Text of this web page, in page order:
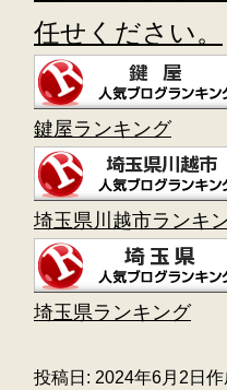
任せください。
鍵屋ランキング
埼玉県川越市ランキ
埼玉県ランキング
投稿日: 2024年6月2日 作